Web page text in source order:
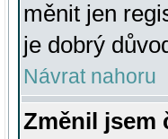
měnit jen
je dobrý
Návrat nahoru
Změnil jsem